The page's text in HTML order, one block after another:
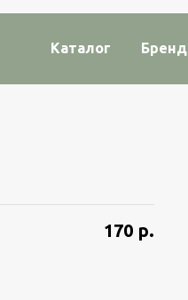
Каталог Бренд
170 р.